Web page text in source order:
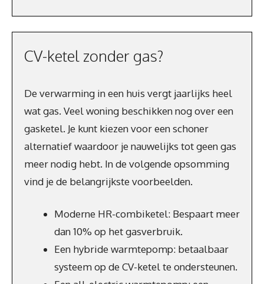
CV-ketel zonder gas?
De verwarming in een huis vergt jaarlijks heel
wat gas. Veel woning beschikken nog over een
gasketel. Je kunt kiezen voor een schoner
alternatief waardoor je nauwelijks tot geen gas
meer nodig hebt. In de volgende opsomming
vind je de belangrijkste voorbeelden.
Moderne HR-combiketel: Bespaart meer
dan 10% op het gasverbruik.
Een hybride warmtepomp: betaalbaar
systeem op de CV-ketel te ondersteunen.